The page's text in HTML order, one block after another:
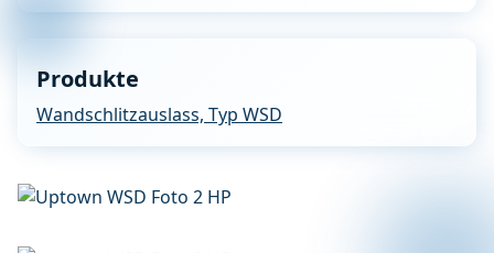
Produkte
Wandschlitzauslass, Typ WSD